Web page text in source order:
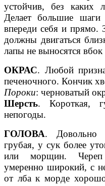
устойчив, без каких
Делает большие шаги
впереди себя и прямо.
должны двигаться
лапы не выносятся вбок
ОКРАС. Любой
печеночного. Кончик
Пороки: черноватый
Шерсть. Короткая,
непогоды.
ГОЛОВА. Довольно
грубая, у сук более
или морщин. Череп
умеренно широкий, с
от лба к морде